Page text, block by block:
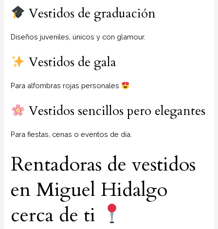
Vestidos de graduación
Diseños juveniles, únicos y con glamour.
Vestidos de gala
Para alfombras rojas personales
Vestidos sencillos pero elegantes
Para fiestas, cenas o eventos de día.
Rentadoras de vestidos
en Miguel Hidalgo
cerca de ti